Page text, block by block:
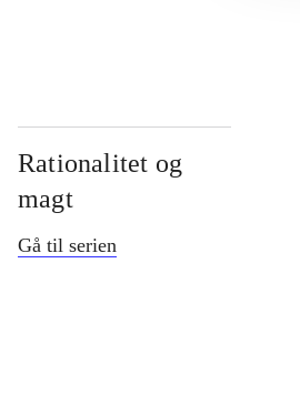
Rationalitet og
magt
Gå til serien